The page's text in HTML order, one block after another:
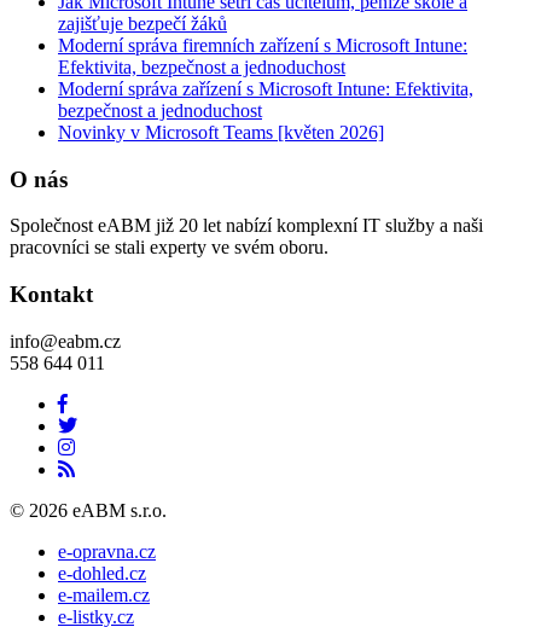
zajišťuje bezpečí žáků
Moderní správa firemních zařízení s Microsoft Intune:
Efektivita, bezpečnost a jednoduchost
Moderní správa zařízení s Microsoft Intune: Efektivita,
bezpečnost a jednoduchost
Novinky v Microsoft Teams [květen 2026]
O nás
Společnost eABM již 20 let nabízí komplexní IT služby a naši
pracovníci se stali experty ve svém oboru.
Kontakt
info@eabm.cz
558 644 011
© 2026 eABM s.r.o.
e-opravna.cz
e-dohled.cz
e-mailem.cz
e-listky.cz